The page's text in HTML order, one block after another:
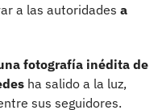
a las autoridades a
fotografía inédita de
ha salido a la luz,
sus seguidores.